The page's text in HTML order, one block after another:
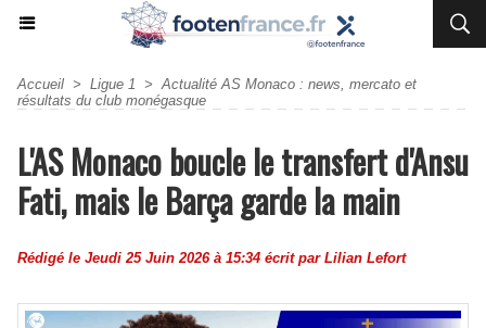
Accueil > Ligue 1 > Actualité AS Monaco : news, mercato et
résultats du club monégasque
L'AS Monaco boucle le transfert d'Ansu
Fati, mais le Barça garde la main
Rédigé le Jeudi 25 Juin 2026 à 15:34 écrit par Lilian Lefort